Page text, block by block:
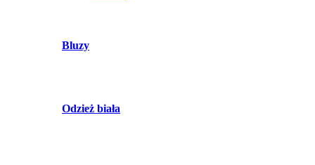
Bluzy
Odzież biała